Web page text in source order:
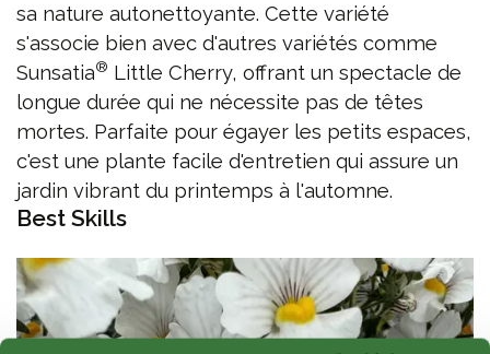
sa nature autonettoyante. Cette variété
s'associe bien avec d'autres variétés comme
Sunsatia® Little Cherry, offrant un spectacle de
longue durée qui ne nécessite pas de têtes
mortes. Parfaite pour égayer les petits espaces,
c'est une plante facile d'entretien qui assure un
jardin vibrant du printemps à l'automne.
Best Skills